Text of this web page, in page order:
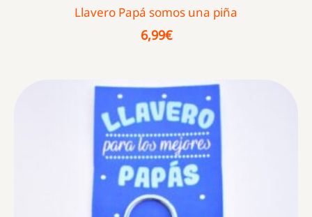
Llavero Papá somos una piña
6,99€